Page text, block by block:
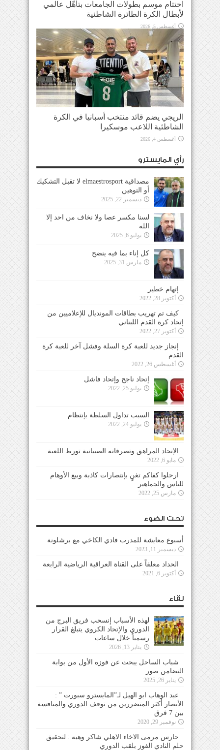
اختتام موسم بطولات الجامعات بتأهّل عالمي
لأبطال الكرة الطائرة الشاطئية
أغسطس 5, 2026
الريجي يضم قائد منتخب أسبانيا في الكرة
الشاطئية اللاعب موسكيرا
أغسطس 4, 2026
رأي المايسترو
مصداقية elmaestrosport لا تقبل التشكيك
أو التوهين
ديسمبر 22, 2025
لسنا مكسر عصا ولا نخاف من احد إلا
الله
يوليو 6, 2025
كل إناء بما فيه ينضح
مارس 31, 2025
إتهام خطير
أكتوبر 28, 2022
كيف تم تهريب بطاقات المونديال للإعلاميين من
إتحاد كرة القدم اللبناني
أكتوبر 27, 2022
إنجاز جديد للعبة كرة السلة وفشل آخر للعبة كرة
القدم
أغسطس 26, 2022
إتحاد ناجح وإتحاد فاشل
يوليو 25, 2022
السبب تداول السلطة بإنتظام
يوليو 24, 2022
الإتحاد المراهق وتصرفاته الصبيانية تورط اللعبة
مايو 6, 2022
ارحلوا كفاكم تغنٍ بإنتصارات كاذبة وبيع الأوهام
للناس والجماهير
مارس 25, 2022
تحت الضوء
أسبوع معايشة للمدرب فادي الكاخي مع برشلونة
ديسمبر 11, 2023
الحداد معلقاً على القناة العراقية الرياضية الرابعة
أكتوبر 6, 2021
لقاء
لهذه الأسباب إنسحب فريق البرج من
الدوري والإتحاد الكروي يتبلغ القرار
رسمياً خلال ساعات
يناير 13, 2026
شباب الساحل يبحث عن فوزه الأول من بوابة
التضامن صور
يناير 26, 2025
عبد الوهاب ابو الهيل لـ”المايسترو سبورت ” :
الأنصار أكثر المتضررين من توقف الدوري والمنافسة
بين 7 فرق
نوفمبر 29, 2020
حارس مرمى الاخاء الاهلي شاكر وهبه : لتحقيق
حلم النادي الفوز بلقب الدوري